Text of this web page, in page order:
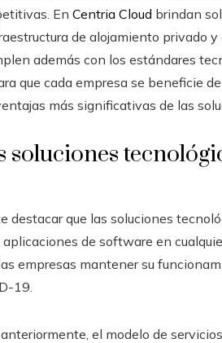
En Centria Cloud brindan
de alojamiento privado
además con los estándares
que cada empresa se beneficie
más significativas de las
soluciones
destacar que las soluciones
de software en
empresas mantener su
19.
el modelo de